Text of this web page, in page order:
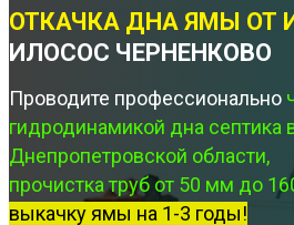
ОТКАЧКА ДНА ЯМЫ ОТ
ИЛОСОС ЧЕРНЕНКОВО
Проводите профессионально
гидродинамикой дна септика
Днепропетровской области,
прочистка труб от 50 мм до
выкачку ямы на 1-3 годы!